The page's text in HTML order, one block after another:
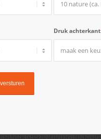
Druk achterkant